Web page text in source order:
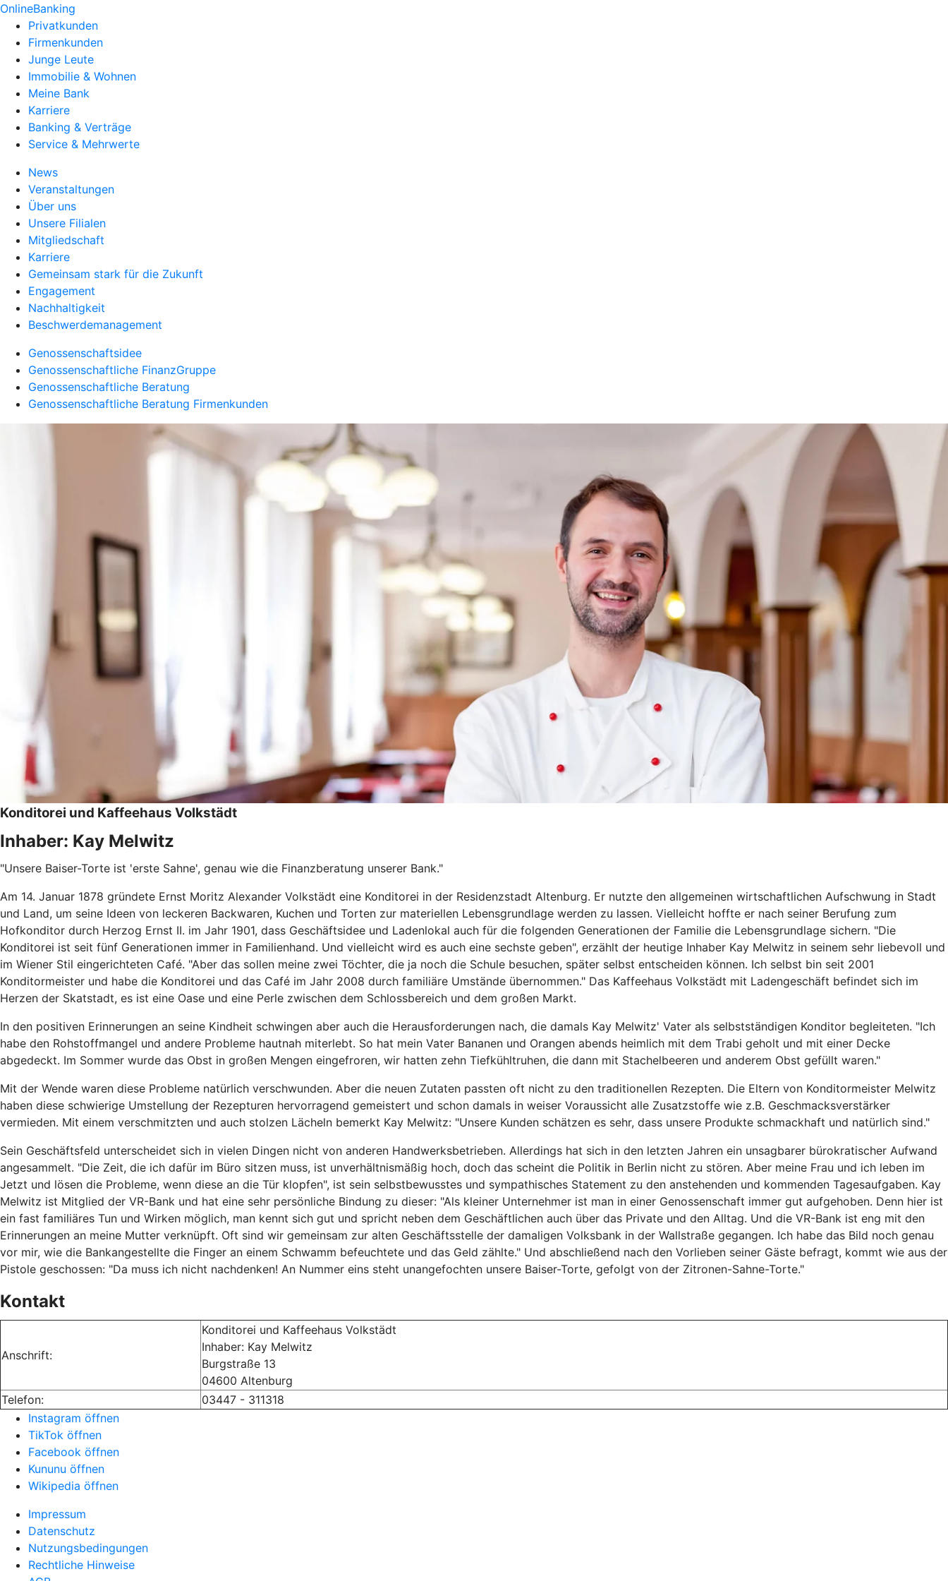
OnlineBanking
Privatkunden
Firmenkunden
Junge Leute
Immobilie & Wohnen
Meine Bank
Karriere
Banking & Verträge
Service & Mehrwerte
News
Veranstaltungen
Über uns
Unsere Filialen
Mitgliedschaft
Karriere
Gemeinsam stark für die Zukunft
Engagement
Nachhaltigkeit
Beschwerdemanagement
Genossenschaftsidee
Genossenschaftliche FinanzGruppe
Genossenschaftliche Beratung
Genossenschaftliche Beratung Firmenkunden
Konditorei und Kaffeehaus Volkstädt
Inhaber: Kay Melwitz
"Unsere Baiser-Torte ist 'erste Sahne', genau wie die Finanzberatung unserer Bank."
Am 14. Januar 1878 gründete Ernst Moritz Alexander Volkstädt eine Konditorei in der Residenzstadt Altenburg. Er nutzte den allgemeinen wirtschaftlichen Aufschwung in Stadt
und Land, um seine Ideen von leckeren Backwaren, Kuchen und Torten zur materiellen Lebensgrundlage werden zu lassen. Vielleicht hoffte er nach seiner Berufung zum
Hofkonditor durch Herzog Ernst II. im Jahr 1901, dass Geschäftsidee und Ladenlokal auch für die folgenden Generationen der Familie die Lebensgrundlage sichern. "Die
Konditorei ist seit fünf Generationen immer in Familienhand. Und vielleicht wird es auch eine sechste geben", erzählt der heutige Inhaber Kay Melwitz in seinem sehr liebevoll und
im Wiener Stil eingerichteten Café. "Aber das sollen meine zwei Töchter, die ja noch die Schule besuchen, später selbst entscheiden können. Ich selbst bin seit 2001
Konditormeister und habe die Konditorei und das Café im Jahr 2008 durch familiäre Umstände übernommen." Das Kaffeehaus Volkstädt mit Ladengeschäft befindet sich im
Herzen der Skatstadt, es ist eine Oase und eine Perle zwischen dem Schlossbereich und dem großen Markt.
In den positiven Erinnerungen an seine Kindheit schwingen aber auch die Herausforderungen nach, die damals Kay Melwitz' Vater als selbstständigen Konditor begleiteten. "Ich
habe den Rohstoffmangel und andere Probleme hautnah miterlebt. So hat mein Vater Bananen und Orangen abends heimlich mit dem Trabi geholt und mit einer Decke
abgedeckt. Im Sommer wurde das Obst in großen Mengen eingefroren, wir hatten zehn Tiefkühltruhen, die dann mit Stachelbeeren und anderem Obst gefüllt waren."
Mit der Wende waren diese Probleme natürlich verschwunden. Aber die neuen Zutaten passten oft nicht zu den traditionellen Rezepten. Die Eltern von Konditormeister Melwitz
haben diese schwierige Umstellung der Rezepturen hervorragend gemeistert und schon damals in weiser Voraussicht alle Zusatzstoffe wie z.B. Geschmacksverstärker
vermieden. Mit einem verschmitzten und auch stolzen Lächeln bemerkt Kay Melwitz: "Unsere Kunden schätzen es sehr, dass unsere Produkte schmackhaft und natürlich sind."
Sein Geschäftsfeld unterscheidet sich in vielen Dingen nicht von anderen Handwerksbetrieben. Allerdings hat sich in den letzten Jahren ein unsagbarer bürokratischer Aufwand
angesammelt. "Die Zeit, die ich dafür im Büro sitzen muss, ist unverhältnismäßig hoch, doch das scheint die Politik in Berlin nicht zu stören. Aber meine Frau und ich leben im
Jetzt und lösen die Probleme, wenn diese an die Tür klopfen", ist sein selbstbewusstes und sympathisches Statement zu den anstehenden und kommenden Tagesaufgaben. Kay
Melwitz ist Mitglied der VR-Bank und hat eine sehr persönliche Bindung zu dieser: "Als kleiner Unternehmer ist man in einer Genossenschaft immer gut aufgehoben. Denn hier ist
ein fast familiäres Tun und Wirken möglich, man kennt sich gut und spricht neben dem Geschäftlichen auch über das Private und den Alltag. Und die VR-Bank ist eng mit den
Erinnerungen an meine Mutter verknüpft. Oft sind wir gemeinsam zur alten Geschäftsstelle der damaligen Volksbank in der Wallstraße gegangen. Ich habe das Bild noch genau
vor mir, wie die Bankangestellte die Finger an einem Schwamm befeuchtete und das Geld zählte." Und abschließend nach den Vorlieben seiner Gäste befragt, kommt wie aus der
Pistole geschossen: "Da muss ich nicht nachdenken! An Nummer eins steht unangefochten unsere Baiser-Torte, gefolgt von der Zitronen-Sahne-Torte."
Kontakt
Anschrift:
Konditorei und Kaffeehaus Volkstädt
Inhaber: Kay Melwitz
Burgstraße 13
04600 Altenburg
Telefon:
03447 - 311318
Instagram öffnen
TikTok öffnen
Facebook öffnen
Kununu öffnen
Wikipedia öffnen
Impressum
Datenschutz
Nutzungsbedingungen
Rechtliche Hinweise